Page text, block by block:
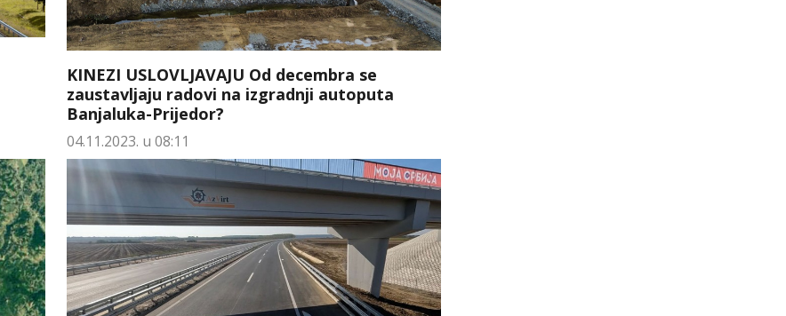
KINEZI USLOVLJAVAJU Od decembra se
zaustavljaju radovi na izgradnji autoputa
Banjaluka-Prijedor?
04.11.2023. u 08:11